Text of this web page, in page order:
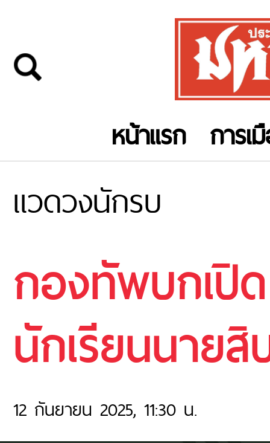
หน้าแรก การเ
แวดวงนักรบ
กองทัพบกเปิ
นักเรียนนาย
12 กันยายน 2025, 11:30 น.